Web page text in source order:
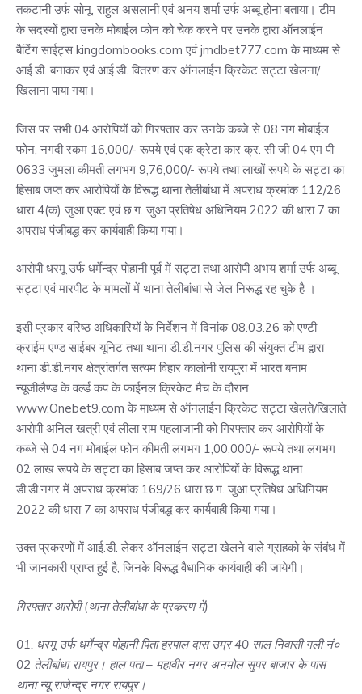
तकटानी उर्फ सोनू, राहुल असलानी एवं अनय शर्मा उर्फ अब्बू होना बताया। टीम
के सदस्यों द्वारा उनके मोबाईल फोन को चेक करने पर उनके द्वारा ऑनलाईन
बैटिंग साईट्स kingdombooks.com एवं jmdbet777.com के माध्यम से
आई.डी. बनाकर एवं आई.डी. वितरण कर ऑनलाईन क्रिकेट सट्टा खेलना/
खिलाना पाया गया।
जिस पर सभी 04 आरोपियों को गिरफ्तार कर उनके कब्जे से 08 नग मोबाईल
फोन, नगदी रकम 16,000/- रूपये एवं एक क्रेटा कार क्र. सी जी 04 एम पी
0633 जुमला कीमती लगभग 9,76,000/- रूपये तथा लाखों रूपये के सट्टा का
हिसाब जप्त कर आरोपियों के विरूद्ध थाना तेलीबांधा में अपराध क्रमांक 112/26
धारा 4(क) जुआ एक्ट एवं छ.ग. जुआ प्रतिषेध अधिनियम 2022 की धारा 7 का
अपराध पंजीबद्ध कर कार्यवाही किया गया।
आरोपी धरमू उर्फ धर्मेन्द्र पोहानी पूर्व में सट्टा तथा आरोपी अभय शर्मा उर्फ अब्बू
सट्टा एवं मारपीट के मामलों में थाना तेलीबांधा से जेल निरूद्ध रह चुके है ।
इसी प्रकार वरिष्ठ अधिकारियों के निर्देशन में दिनांक 08.03.26 को एण्टी
क्राईम एण्ड साईबर यूनिट तथा थाना डी.डी.नगर पुलिस की संयुक्त टीम द्वारा
थाना डी.डी.नगर क्षेत्रांतर्गत सत्यम विहार कालोनी रायपुरा में भारत बनाम
न्यूजीलैण्ड के वर्ल्ड कप के फाईनल क्रिकेट मैच के दौरान
www.Onebet9.com के माध्यम से ऑनलाईन क्रिकेट सट्टा खेलते/खिलाते
आरोपी अनिल खत्री एवं लीला राम पहलाजानी को गिरफ्तार कर आरोपियों के
कब्जे से 04 नग मोबाईल फोन कीमती लगभग 1,00,000/- रूपये तथा लगभग
02 लाख रूपये के सट्टा का हिसाब जप्त कर आरोपियों के विरूद्ध थाना
डी.डी.नगर में अपराध क्रमांक 169/26 धारा छ.ग. जुआ प्रतिषेध अधिनियम
2022 की धारा 7 का अपराध पंजीबद्ध कर कार्यवाही किया गया।
उक्त प्रकरणों में आई.डी. लेकर ऑनलाईन सट्टा खेलने वाले ग्राहको के संबंध में
भी जानकारी प्राप्त हुई है, जिनके विरूद्ध वैधानिक कार्यवाही की जायेगी।
गिरफ्तार आरोपी (थाना तेलीबांधा के प्रकरण में)
01. धरमू उर्फ धर्मेन्द्र पोहानी पिता हरपाल दास उम्र 40 साल निवासी गली नं०
02 तेलीबांधा रायपुर। हाल पता – महावीर नगर अनमोल सुपर बाजार के पास
थाना न्यू राजेन्द्र नगर रायपुर।